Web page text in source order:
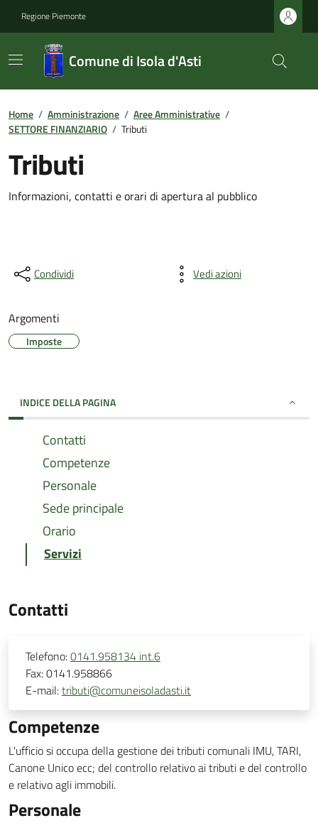
Regione Piemonte
Comune di Isola d'Asti
Home / Amministrazione / Aree Amministrative /
SETTORE FINANZIARIO / Tributi
Tributi
Informazioni, contatti e orari di apertura al pubblico
Condividi Vedi azioni
Argomenti
Imposte
INDICE DELLA PAGINA
Contatti
Competenze
Personale
Sede principale
Orario
Servizi
Contatti
Telefono:0141.958134 int.6
Fax:0141.958866
E-mail:tributi@comuneisoladasti.it
Competenze
L'ufficio si occupa della gestione dei tributi comunali IMU, TARI,
Canone Unico ecc; del controllo relativo ai tributi e del controllo
e relativo agli immobili.
Personale